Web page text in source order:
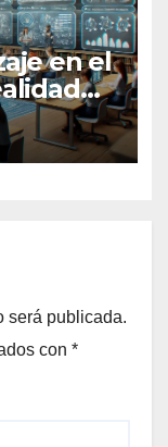
en el
será publicada.
con *